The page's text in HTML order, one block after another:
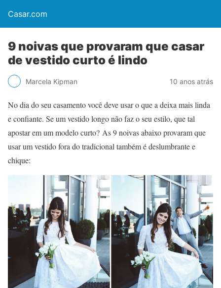
Casar.com
9 noivas que provaram que casar
de vestido curto é lindo
Marcela Kipman 10 anos atrás
No dia do seu casamento você deve usar o que a deixa mais linda
e confiante. Se um vestido longo não faz o seu estilo, que tal
apostar em um modelo curto? As 9 noivas abaixo provaram que
usar um vestido fora do tradicional também é deslumbrante e
chique: